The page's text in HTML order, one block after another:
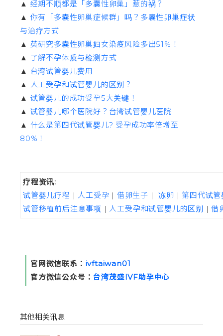
▲ 经期不顺都是「多囊性卵巢」惹的祸？
▲ 你有「多囊性卵巢症候群」吗？多囊性卵巢症状
与治疗方式
▲ 英研究多囊性卵巢妇女染疫风险多出51%！
▲ 了解不孕体质与检测方式
▲ 台湾试管婴儿费用
▲ 人工受孕和试管婴儿的区别？
▲ 试管婴儿的成功受孕5大关键！
▲ 试管婴儿哪个医院好？台湾试管婴儿医院
▲ 什么是第四代试管婴儿? 受孕成功率倍增至
80%！
疗程资讯:
试管婴儿疗程 | 人工受孕 | 借卵生子 |冻卵 | 第四代试
试管移植前后注意事项 | 人工受孕和试管婴儿的区别 |借
官网微信联系： ivftaiwan01
官方微信公众号： 台湾茂盛IVF助孕中心
其他相关讯息